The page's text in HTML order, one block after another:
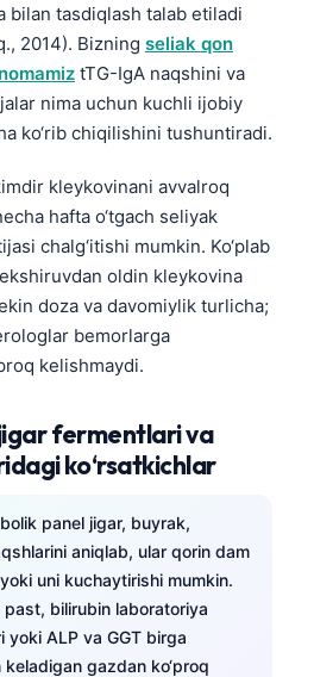
bilan tasdiqlash talab etiladi
2014). Bizning seliak qon
tTG-IgA naqshini va
nima uchun kuchli ijobiy
ko‘rib chiqilishini tushuntiradi.
kleykovinani avvalroq
hafta o‘tgach seliyak
chalg‘itishi mumkin. Ko‘plab
oldin kleykovina
doza va davomiylik turlicha;
bemorlarga
kelishmaydi.
jigar fermentlari va
ko‘rsatkichlar
panel jigar, buyrak,
aniqlab, ular qorin dam
yoki uni kuchaytirishi mumkin.
bilirubin laboratoriya
ALP va GGT birga
keladigan gazdan ko‘proq